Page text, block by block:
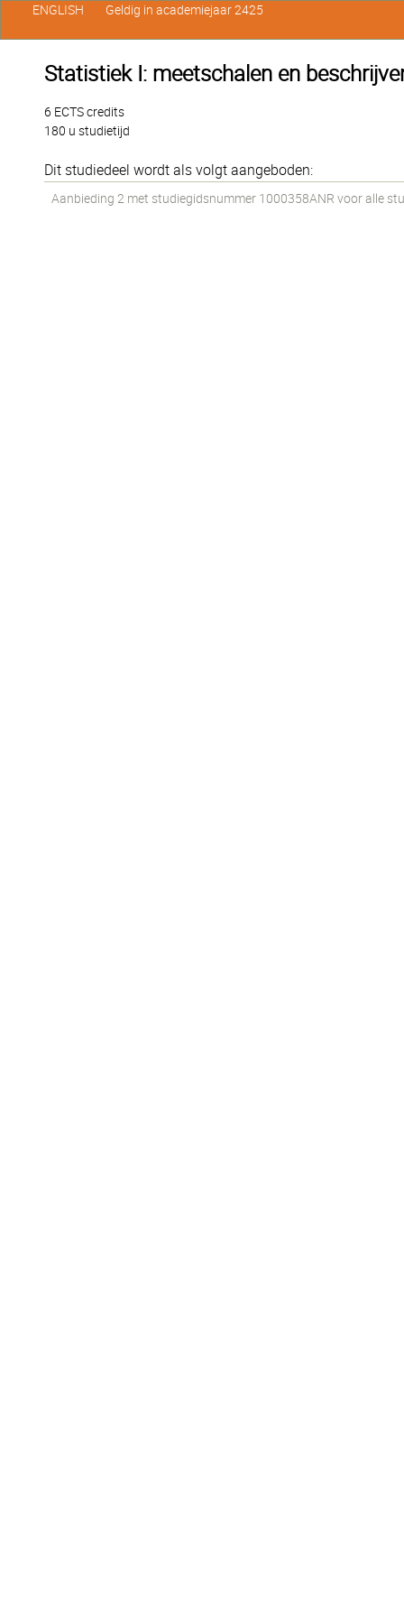
Statistiek I: meetschalen en
6 ECTS credits
180 u studietijd
Dit studiedeel wordt als volgt aangeboden:
Aanbieding 2 met studiegidsnummer 1000358ANR voor alle
ENGLISH Geldig in academiejaar 2425